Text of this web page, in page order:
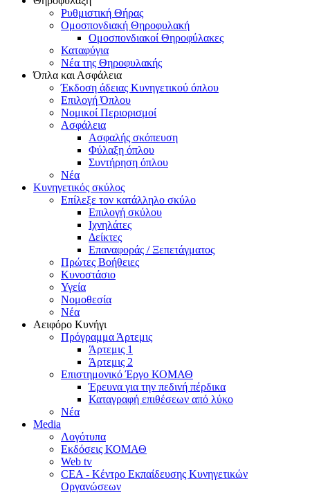
Ρυθμιστική Θήρας
Ομοσπονδιακή Θηροφυλακή
Oμοσπονδιακοί Θηροφύλακες
Καταφύγια
Νέα της Θηροφυλακής
Όπλα και Ασφάλεια
Έκδοση άδειας Κυνηγετικού όπλου
Επιλογή Όπλου
Νομικοί Περιορισμοί
Ασφάλεια
Ασφαλής σκόπευση
Φύλαξη όπλου
Συντήρηση όπλου
Νέα
Κυνηγετικός σκύλος
Επίλεξε τον κατάλληλο σκύλο
Επιλογή σκύλου
Ιχνηλάτες
Δείκτες
Επαναφοράς / Ξεπετάγματος
Πρώτες Βοήθειες
Κυνοστάσιο
Υγεία
Νομοθεσία
Νέα
Αειφόρο Κυνήγι
Πρόγραμμα Άρτεμις
Άρτεμις 1
Άρτεμις 2
Επιστημονικό Έργο ΚΟΜΑΘ
Έρευνα για την πεδινή πέρδικα
Καταγραφή επιθέσεων από λύκο
Νέα
Media
Λογότυπα
Εκδόσεις ΚΟΜΑΘ
Web tv
CEA - Κέντρο Εκπαίδευσης Κυνηγετικών
Οργανώσεων